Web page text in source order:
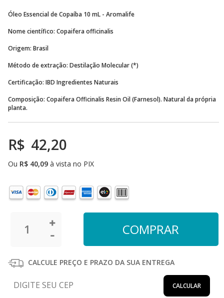
Óleo Essencial de Copaíba 10 mL - Aromalife
Nome científico: Copaifera officinalis
Origem: Brasil
Método de extração: Destilação Molecular (*)
Certificação: IBD Ingredientes Naturais
Composição: Copaifera Officinalis Resin Oil (Farnesol). Natural da própria
planta.
R$ 42,20
Ou R$ 40,09 à vista no PIX
CALCULE PREÇO E PRAZO DA SUA ENTREGA
CALCULAR